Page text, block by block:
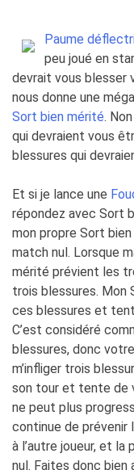
Paume
peu joué en
devrait vous blesser
nous donne une
Sort bien mérité.
qui devraient vous
blessures qui
Et si je lance une
répondez avec Sort
mon propre Sort
match nul. Lorsque
mérité prévient les
trois blessures. Mon
ces blessures et
C’est considéré
blessures, donc
m’infliger trois
son tour et tente de
ne peut plus
continue de prévenir
à l’autre joueur, et
nul. Faites donc